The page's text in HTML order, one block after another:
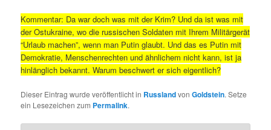
Kommentar: Da war doch was mit der Krim? Und da ist was mit
der Ostukraine, wo die russischen Soldaten mit Ihrem Militärgerät
“Urlaub machen”, wenn man Putin glaubt. Und das es Putin mit
Demokratie, Menschenrechten und ähnlichem nicht kann, ist ja
hinlänglich bekannt. Warum beschwert er sich eigentlich?
Dieser Eintrag wurde veröffentlicht in RusslandvonGoldstein. Setze
ein Lesezeichen zum Permalink.